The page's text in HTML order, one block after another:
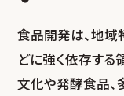
食品開発は、地域
どに強く依存する
文化や発酵食品、